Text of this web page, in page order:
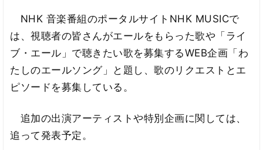
NHK 音楽番組のポータルサイトNHK MUSICで
は、視聴者の皆さんがエールをもらった歌や「ライ
ブ・エール」で聴きたい歌を募集するWEB企画「わ
たしのエールソング」と題し、歌のリクエストとエ
ピソードを募集している。
追加の出演アーティストや特別企画に関しては、
追って発表予定。